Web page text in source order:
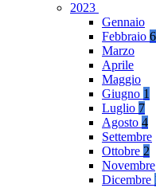
2023
Gennaio
Febbraio
Marzo
Aprile
Maggio
Giugno 1
Luglio 7
Agosto 4
Settembre
Ottobre 2
Novembre
Dicembre